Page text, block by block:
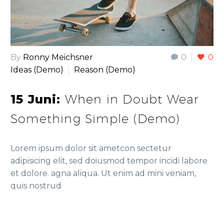
0 0
By Ronny Meichsner
Ideas (Demo)
Reason (Demo)
15 Juni: When in Doubt Wear
Something Simple (Demo)
Lorem ipsum dolor sit ametcon sectetur
adipisicing elit, sed doiusmod tempor incidi labore
et dolore. agna aliqua. Ut enim ad mini veniam,
quis nostrud